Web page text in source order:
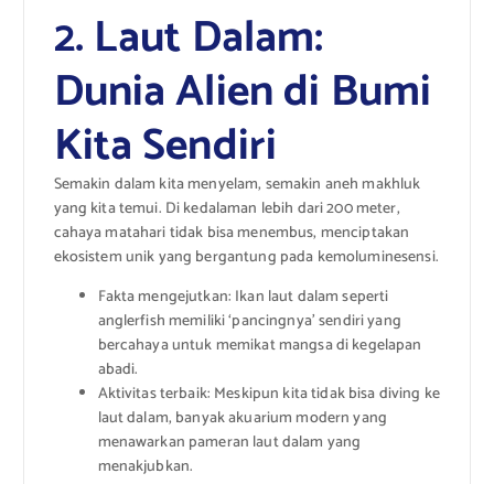
2. Laut Dalam:
Dunia Alien di Bumi
Kita Sendiri
Semakin dalam kita menyelam, semakin aneh makhluk
yang kita temui. Di kedalaman lebih dari 200 meter,
cahaya matahari tidak bisa menembus, menciptakan
ekosistem unik yang bergantung pada kemoluminesensi.
Fakta mengejutkan: Ikan laut dalam seperti
anglerfish memiliki ‘pancingnya’ sendiri yang
bercahaya untuk memikat mangsa di kegelapan
abadi.
Aktivitas terbaik: Meskipun kita tidak bisa diving ke
laut dalam, banyak akuarium modern yang
menawarkan pameran laut dalam yang
menakjubkan.